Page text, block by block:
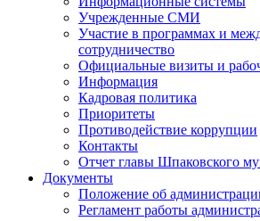
Учрежденные СМИ
Участие в программах и
сотрудничество
Официальные визиты и
Информация
Кадровая политика
Приоритеты
Противодействие коррупции
Контакты
Отчет главы Шпаковского
Документы
Положение об
Регламент работы